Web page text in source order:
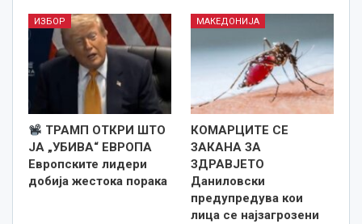
ИЗБОР
ТРАМП ОТКРИ ШТО
ЈА „УБИВА“ ЕВРОПА
Европските лидери
добија жестока порака
МАКЕДОНИЈА
КОМАРЦИТЕ СЕ
ЗАКАНА ЗА
ЗДРАВЈЕТО
Даниловски
предупредува кои
лица се најзагрозени